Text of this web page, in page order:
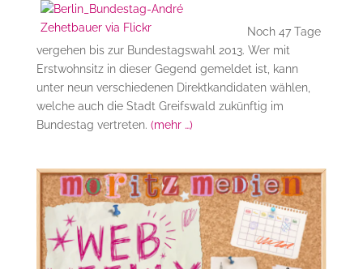
Noch 47 Tage
vergehen bis zur Bundestagswahl 2013. Wer mit
Erstwohnsitz in dieser Gegend gemeldet ist, kann
unter neun verschiedenen Direktkandidaten wählen,
welche auch die Stadt Greifswald zukünftig im
Bundestag vertreten. (mehr …)